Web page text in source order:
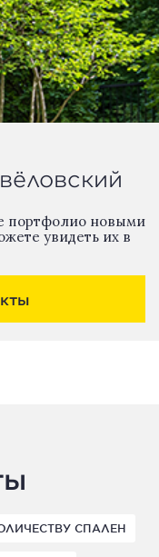
портфолио новыми
увидеть их в
СПАЛЕН